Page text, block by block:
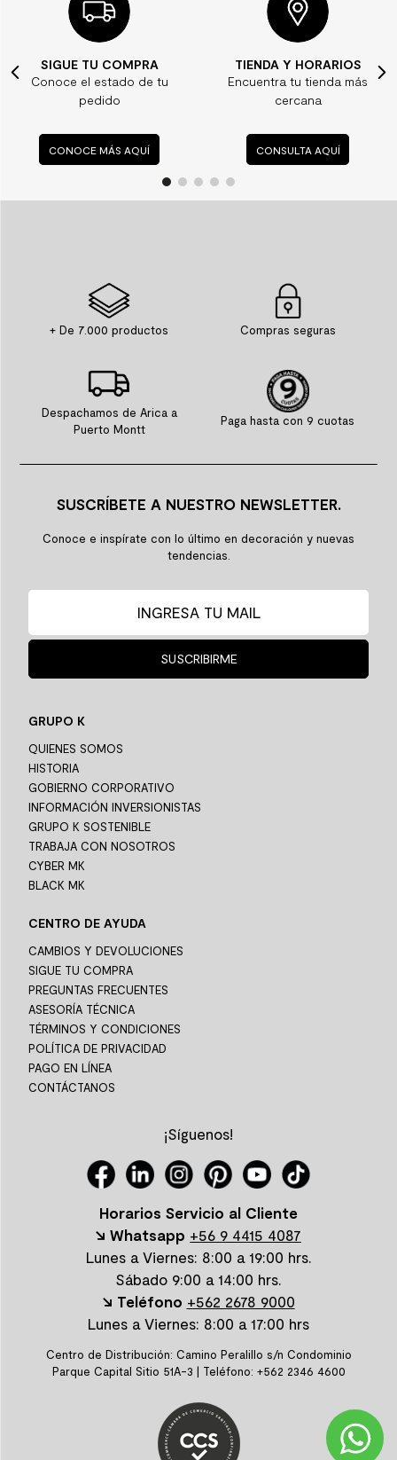
TIENDA Y HORARIOS
Encuentra tu tienda más
cercana
CONSULTA AQUÍ
¿ALGUNA DUDA?
Consulta nuestras
preguntas frecuentes
CONSULTA AQUÍ
+ De 7.000 productos Compras seguras
Despachamos de Arica a
Puerto Montt
Paga hasta con 9 cuotas
SUSCRÍBETE A NUESTRO NEWSLETTER.
Conoce e inspírate con lo último en decoración y nuevas
tendencias.
SUSCRIBIRME
GRUPO K
QUIENES SOMOS
HISTORIA
GOBIERNO CORPORATIVO
INFORMACIÓN INVERSIONISTAS
GRUPO K SOSTENIBLE
TRABAJA CON NOSOTROS
CYBER MK
BLACK MK
CENTRO DE AYUDA
CAMBIOS Y DEVOLUCIONES
SIGUE TU COMPRA
PREGUNTAS FRECUENTES
ASESORÍA TÉCNICA
TÉRMINOS Y CONDICIONES
POLÍTICA DE PRIVACIDAD
PAGO EN LÍNEA
CONTÁCTANOS
¡Síguenos!
Horarios Servicio al Cliente
↘ Whatsapp +56 9 4415 4087
Lunes a Viernes: 8:00 a 19:00 hrs.
Sábado 9:00 a 14:00 hrs.
↘ Teléfono +562 2678 9000
Lunes a Viernes: 8:00 a 17:00 hrs
Centro de Distribución: Camino Peralillo s/n Condominio
Parque Capital Sitio 51A-3 | Teléfono: +562 2346 4600